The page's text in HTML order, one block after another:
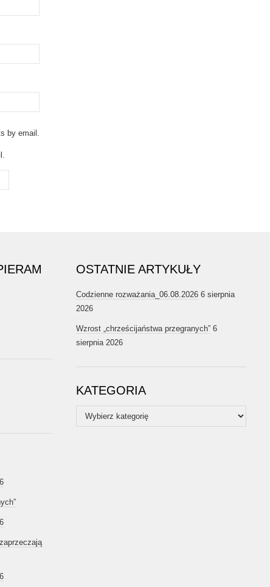
by email.
OSTATNIE ARTYKUŁY
Codzienne rozważania_06.08.2026 6 sierpnia
2026
Wzrost „chrześcijaństwa przegranych” 6
sierpnia 2026
KATEGORIA
Kategoria